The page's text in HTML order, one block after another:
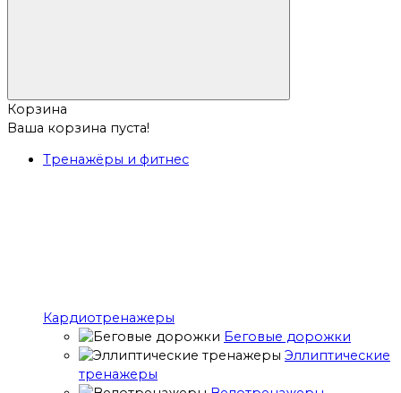
Корзина
Ваша корзина пуста!
Тренажёры и фитнес
Кардиотренажеры
Беговые дорожки
Эллиптические
тренажеры